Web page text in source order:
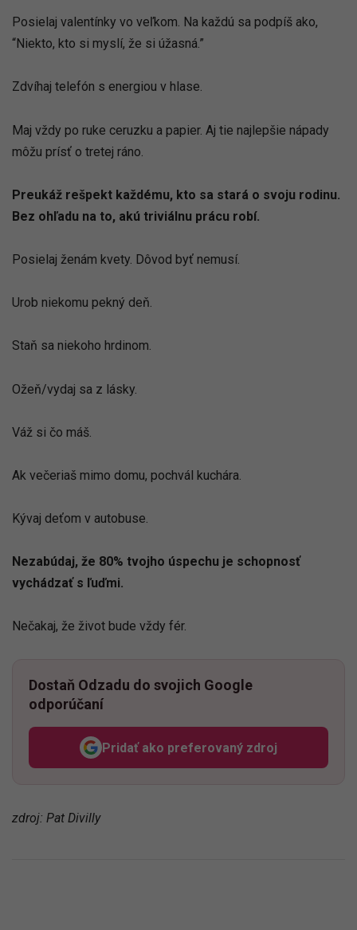
Posielaj valentínky vo veľkom. Na každú sa podpíš ako,
“Niekto, kto si myslí, že si úžasná.”
Zdvíhaj telefón s energiou v hlase.
Maj vždy po ruke ceruzku a papier. Aj tie najlepšie nápady
môžu prísť o tretej ráno.
Preukáž rešpekt každému, kto sa stará o svoju rodinu.
Bez ohľadu na to, akú triviálnu prácu robí.
Posielaj ženám kvety. Dôvod byť nemusí.
Urob niekomu pekný deň.
Staň sa niekoho hrdinom.
Ožeň/vydaj sa z lásky.
Váž si čo máš.
Ak večeriaš mimo domu, pochvál kuchára.
Kývaj deťom v autobuse.
Nezabúdaj, že 80% tvojho úspechu je schopnosť
vychádzať s ľuďmi.
Nečakaj, že život bude vždy fér.
Dostaň Odzadu do svojich Google
odporúčaní
Pridať ako preferovaný zdroj
Odzadu, odkaz sa otvorí v
zdroj: Pat Divilly